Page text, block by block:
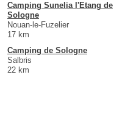
Camping Sunelia l'Etang de
Sologne
Nouan-le-Fuzelier
17 km
Camping de Sologne
Salbris
22 km